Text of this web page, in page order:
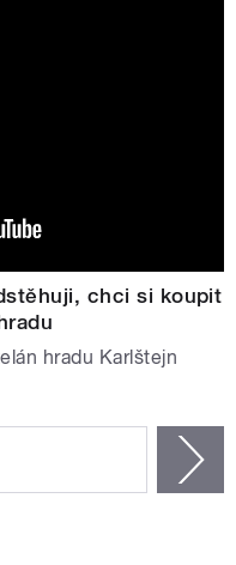
chci si koupit
hradu Karlštejn